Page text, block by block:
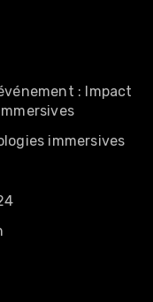
: Impact
immersives